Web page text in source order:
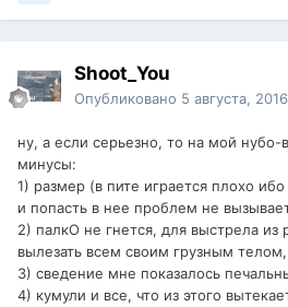
Shoot_You
Опубликовано 5 августа, 2016
ну, а если серьезно, то на мой нубо-
минусы:
1) размер (в пите играется плохо
и попасть в нее проблем не
2) палкО не гнется, для выстрела из
вылезать всем своим грузным
3) сведение мне показалось
4) кумули и все, что из этого